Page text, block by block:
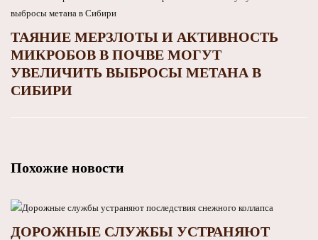
ТАЯНИЕ МЕРЗЛОТЫ И АКТИВНОСТЬ
МИКРОБОВ В ПОЧВЕ МОГУТ
УВЕЛИЧИТЬ ВЫБРОСЫ МЕТАНА В
СИБИРИ
Похожие новости
ДОРОЖНЫЕ СЛУЖБЫ УСТРАНЯЮТ